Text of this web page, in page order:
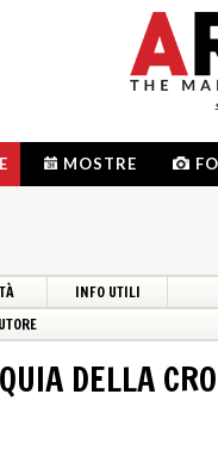
MOSTRE
INFO UTILI
DELLA